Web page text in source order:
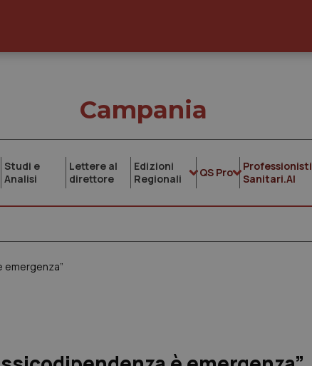
Campania
Studi e
Analisi
Lettere al
direttore
Edizioni
Regionali
QS Pro
Professionisti
Sanitari.AI
emergenza”